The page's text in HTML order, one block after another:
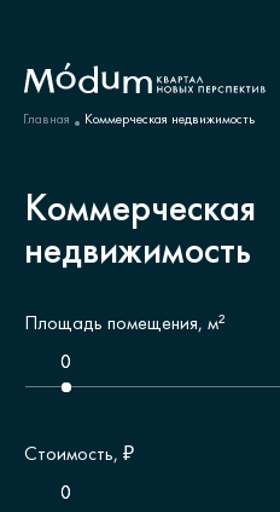
Главная Коммерческая недвижимость
Коммерческая
недвижимость
Площадь помещения, м²
0
0
Стоимость, ₽
0
0